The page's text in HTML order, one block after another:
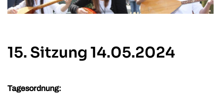
15. Sitzung 14.05.2024
Tagesordnung: